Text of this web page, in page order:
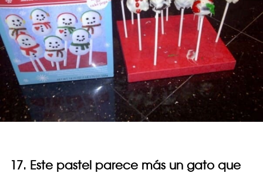
17. Este pastel parece más un gato que